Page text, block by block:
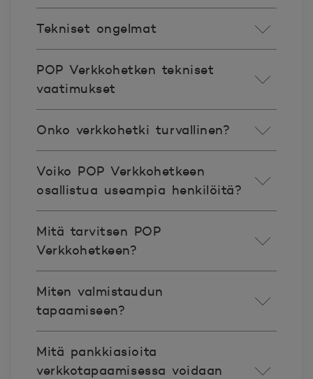
Tekniset ongelmat
POP Verkkohetken tekniset
vaatimukset
Onko verkkohetki turvallinen?
Voiko POP Verkkohetkeen
osallistua useampia henkilöitä?
Mitä tarvitsen POP
Verkkohetkeen?
Miten valmistaudun
tapaamiseen?
Mitä pankkiasioita
verkkotapaamisessa voidaan